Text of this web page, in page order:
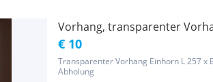
Vorhang, transparenter
€ 10
Transparenter Vorhang Einhorn L 257 x
Abholung